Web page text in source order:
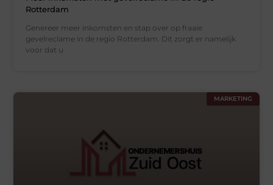
Rotterdam
Genereer meer inkomsten en stap over op fraaie
gevelreclame in de regio Rotterdam. Dit zorgt er namelijk
voor dat u
MARKETING